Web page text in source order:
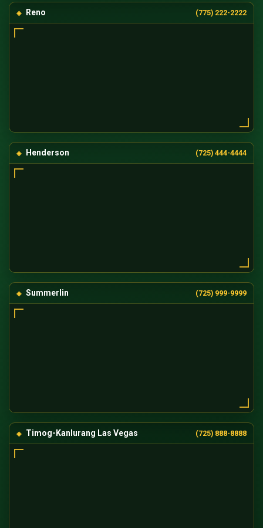
Reno (775) 222-2222
Henderson (725) 444-4444
Summerlin (725) 999-9999
Timog-Kanlurang Las Vegas (725) 888-8888